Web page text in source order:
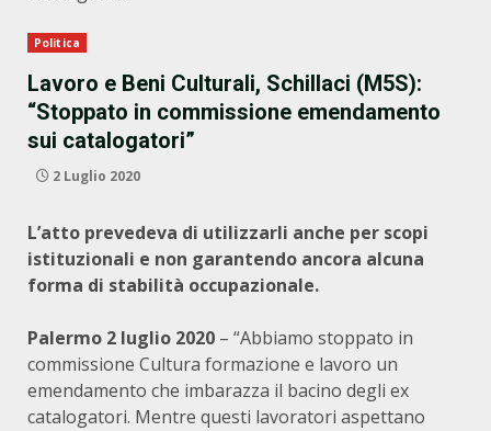
Politica
Lavoro e Beni Culturali, Schillaci (M5S):
“Stoppato in commissione emendamento
sui catalogatori”
2 Luglio 2020
L’atto prevedeva di utilizzarli anche per scopi
istituzionali e non garantendo ancora alcuna
forma di stabilità occupazionale.
Palermo 2 luglio 2020 – “Abbiamo stoppato in
commissione Cultura formazione e lavoro un
emendamento che imbarazza il bacino degli ex
catalogatori. Mentre questi lavoratori aspettano